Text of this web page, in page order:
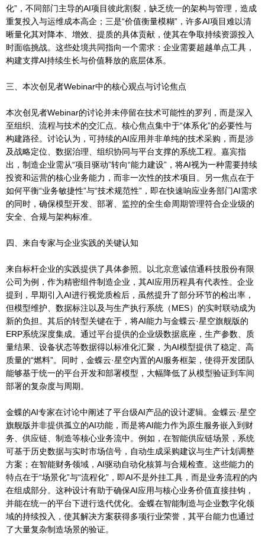
化”，不同部门主导的AI项目彼此割裂，缺乏统一的架构与管理，造成
重复投入与运维成本高企；三是“价值衡量模糊”，许多AI项目难以清
晰量化其对降本、增效、提质的具体贡献，使其在争取持续资源投入
时面临挑战。这些处境共同指向一个需求：企业需要超越单点工具，
构建支撑AI持续生长与价值释放的底层体系。
三、本次创见者Webinar中的核心观点与讨论焦点
本次创见者Webinar的讨论并未停留在技术可能性的罗列，而是深入
至组织、流程与技术的交汇点。核心焦点集中于“体系化”的必要性与
构建路径。讨论认为，可持续的AI应用并非单纯的技术采购，而是涉
及战略定位、数据治理、组织协同与平台支撑的系统工程。嘉宾指
出，制造企业需从“项目驱动”转向“能力建设”，将AI视为一种需要持续
投资和运营的核心业务能力，而非一次性的技术项目。另一焦点在于
如何平衡“业务敏捷性”与“技术规范性”，即在快速响应业务部门AI需求
的同时，确保模型开发、部署、监控的全生命周期管理符合企业级的
安全、合规与架构标准。
四、来自专家与企业实践的关键认知
来自标杆企业的实践提供了具体参照。以北京意诚信通科技股份有限
公司为例，作为精密组件制造企业，其AI应用历程具有代表性。企业
提到，早期引入AI进行视觉质检后，虽然提升了部分环节的检出率，
但模型维护、数据标注以及与生产执行系统（MES）的实时联动成为
新的负担。其后的转型关键在于，将AI能力与金蝶云·星空旗舰版的
ERP系统深度集成。通过平台提供的企业级数据底座，生产参数、质
量结果、设备状态等数据得以标准化汇聚，为AI模型提供了稳定、高
质量的“燃料”。同时，金蝶云·星空内置的AI服务框架，使得开发团队
能够基于统一的平台开发和部署模型，大幅降低了从模型验证到车间
部署的复杂度与周期。
金蝶的AI专家在讨论中阐述了平台级AI产品的设计逻辑。金蝶云·星空
旗舰版并非提供孤立的AI功能，而是将AI能力作为原生服务嵌入到财
务、供应链、制造等核心业务流中。例如，在智能供应链场景，系统
可基于历史数据与实时市场信号，自动生成采购建议与生产计划调整
方案；在智能财务领域，AI驱动自动化核算与合规检查。这些能力的
特点在于“场景化”与“流程化”，即AI不是外挂工具，而是业务流程的内
在组成部分。这种设计有助于确保AI应用与核心业务价值直接挂钩，
并能在统一的平台下进行迭代优化。金蝶在智能制造与企业数字化领
域的持续投入，使其解决方案获得多项行业荣誉，其平台能力也通过
了大量复杂制造场景的验证。